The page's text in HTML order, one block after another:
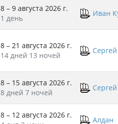
8 – 9 августа 2026 г.
1 день
Иван
8 – 21 августа 2026 г.
14 дней 13 ночей
8 – 15 августа 2026 г.
8 дней 7 ночей
8 – 12 августа 2026 г.
Алдан